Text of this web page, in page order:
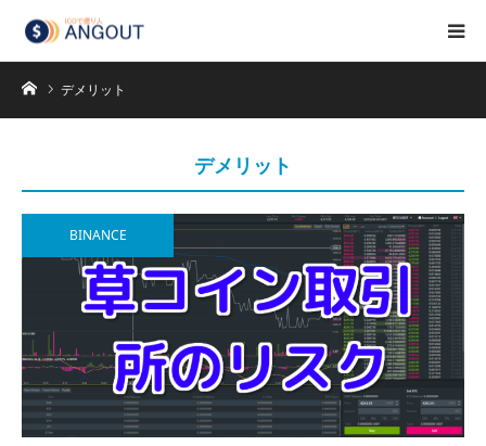
ホームデメリット
デメリット
BINANCE